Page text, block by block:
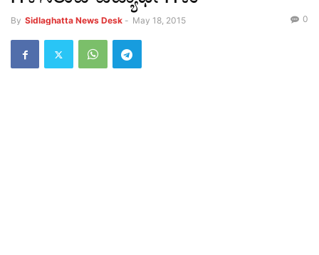
By Sidlaghatta News Desk - May 18, 2015 0